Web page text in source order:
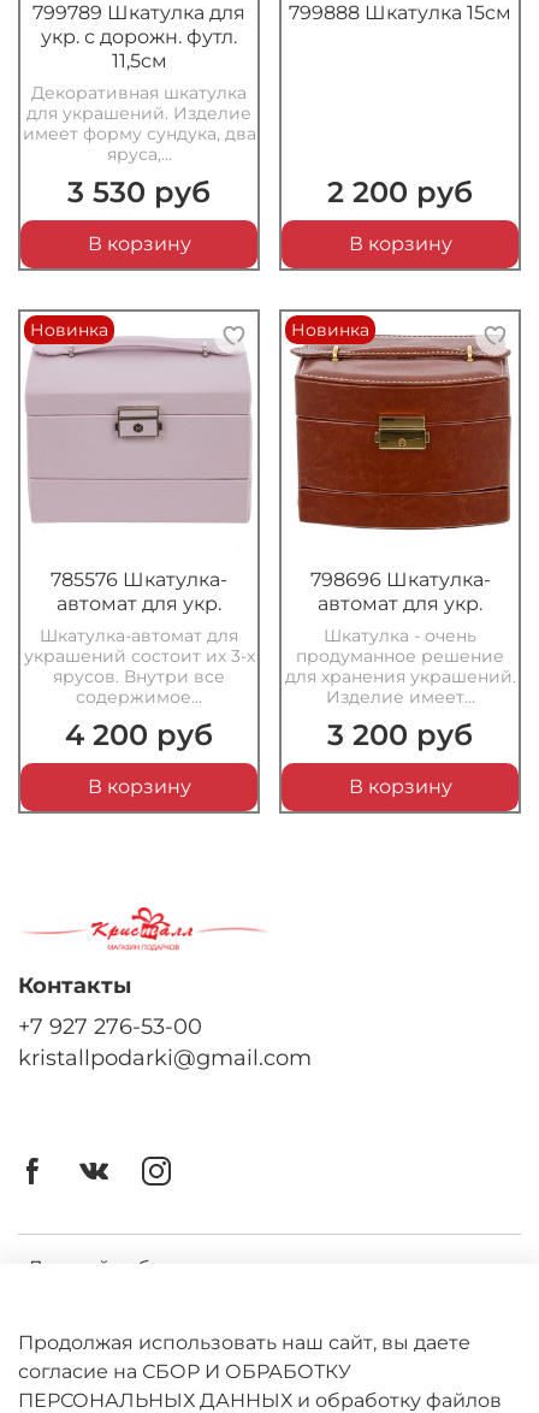
799789 Шкатулка для
укр. с дорожн. футл.
11,5см
Декоративная шкатулка
для украшений. Изделие
имеет форму сундука, два
яруса,...
3 530 руб
В корзину
799888 Шкатулка 15см
2 200 руб
В корзину
Новинка
785576 Шкатулка-
автомат для укр.
Шкатулка-автомат для
украшений состоит их 3-х
ярусов. Внутри все
содержимое...
4 200 руб
В корзину
Новинка
798696 Шкатулка-
автомат для укр.
Шкатулка - очень
продуманное решение
для хранения украшений.
Изделие имеет...
3 200 руб
В корзину
Личный кабинет
Политика конфиденциальности
Контакты
+7 927 276-53-00
kristallpodarki@gmail.com
Продолжая использовать наш сайт, вы даете
согласие на СБОР И ОБРАБОТКУ
ПЕРСОНАЛЬНЫХ ДАННЫХ и обработку файлов